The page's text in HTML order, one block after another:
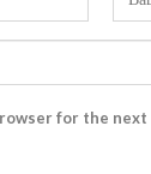
for the